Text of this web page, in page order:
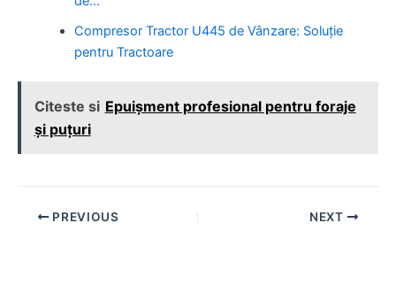
Compresor Tractor U445 de Vânzare: Soluție
pentru Tractoare
Citeste si Epuișment profesional pentru foraje
și puțuri
Post PREVIOUS NEXT